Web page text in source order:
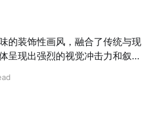
的装饰性画风，融合了传统与现
呈现出强烈的视觉冲击力和叙事
受。技法上采用了平涂与点染相